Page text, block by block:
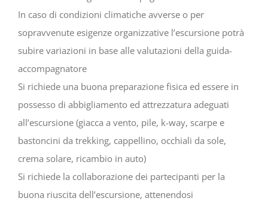
In caso di condizioni climatiche avverse o per
sopravvenute esigenze organizzative l’escursione potrà
subire variazioni in base alle valutazioni della guida-
accompagnatore
Si richiede una buona preparazione fisica ed essere in
possesso di abbigliamento ed attrezzatura adeguati
all’escursione (giacca a vento, pile, k-way, scarpe e
bastoncini da trekking, cappellino, occhiali da sole,
crema solare, ricambio in auto)
Si richiede la collaborazione dei partecipanti per la
buona riuscita dell’escursione, attenendosi